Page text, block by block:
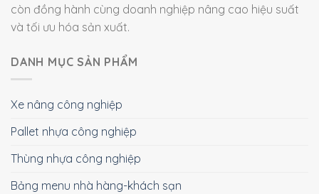
còn đồng hành cùng doanh nghiệp nâng cao hiệu suất
và tối ưu hóa sản xuất.
DANH MỤC SẢN PHẨM
Xe nâng công nghiệp
Pallet nhựa công nghiệp
Thùng nhựa công nghiệp
Bảng menu nhà hàng-khách sạn